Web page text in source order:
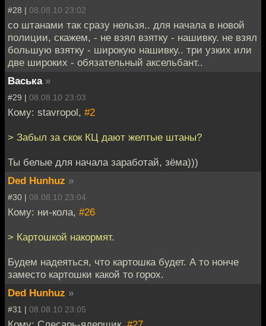
#28 | 08.08.10 23:02
со штанами так сразу нельзя.. для начала в новой
полиции, скажем, - не взял взятку - нашивку. не взял
большую взятку - широкую нашивку.. три узких или
две широких - обязательный аксельбант..
Васька »
#29 | 08.08.10 23:03
Кому: stavropol, #2
> Забыл за скок КЦ дают желтые штаны?
Ты белые для начала заработай, зёма)))
Ded Hunhuz »
#30 | 08.08.10 23:04
Кому: ни-кола, #26
> Картошкой накормят.
Будем надеяться, что картошка будет. А то нонче
заместо картошки какой то горох.
Ded Hunhuz »
#31 | 08.08.10 23:05